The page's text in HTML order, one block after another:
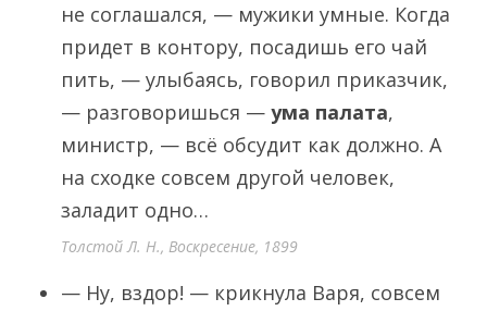
не соглашался, — мужики умные. Когда
придет в контору, посадишь его чай
пить, — улыбаясь, говорил приказчик,
— разговоришься — ума палата,
министр, — всё обсудит как должно. А
на сходке совсем другой человек,
заладит одно…
Толстой Л. Н., Воскресение, 1899
— Ну, вздор! — крикнула Варя, совсем